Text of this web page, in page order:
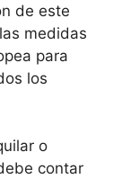
de este
medidas
para
los
o
contar